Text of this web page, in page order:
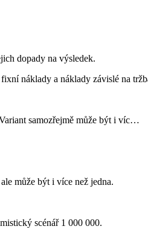
dopady na výsledek.
náklady a náklady závislé na
samozřejmě může být i víc…
může být i více než jedna.
scénář 1 000 000.